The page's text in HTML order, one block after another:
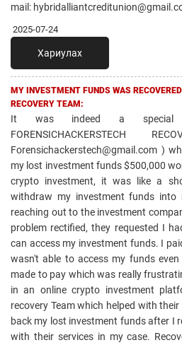
mail:
2025-07-24
Хариулах
MY INVESTMENT FUNDS WAS
RECOVERY TEAM:
It was indeed a special
Forensichackerstech@gmail.com )
my lost investment funds $500,000
crypto investment, it was like a
withdraw my investment funds into
reaching out to the investment
problem rectified, they requested I
can access my investment funds. I
wasn't able to access my funds
made to pay which was really
in an online crypto investment
recovery Team which helped with
back my lost investment funds after I
with their services in my case.